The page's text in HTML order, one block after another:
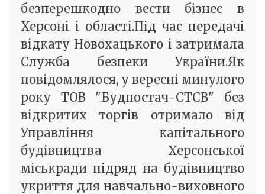
безперешкодно вести бізнес в
Херсоні і області.Під час передачі
відкату Новохацького і затримала
Служба безпеки України.Як
повідомлялося, у вересні минулого
року ТОВ "Будпостач-СТСВ" без
відкритих торгів отримало від
Управління капітального
будівництва Херсонської
міськради підряд на будівництво
укриття для навчально-виховного